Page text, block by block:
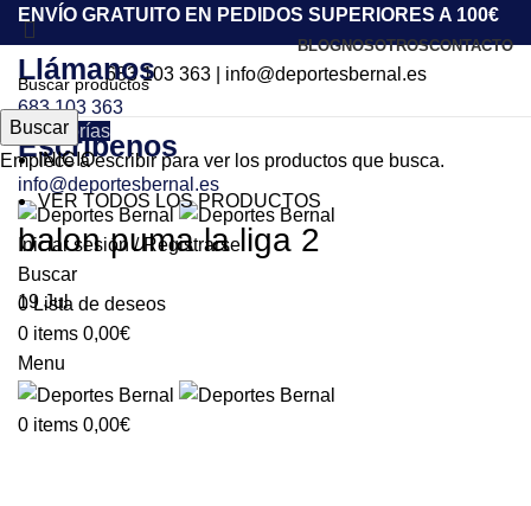
ENVÍO GRATUITO EN PEDIDOS SUPERIORES A 100€
BLOGNOSOTROSCONTACTO
683 103 363| info@deportesbernal.es
Llámanos
683 103 363
Escríbenos
info@deportesbernal.es
Iniciar sesión / Registrarse
Buscar
0Lista de deseos
0 items 0,00€
Menu
0 items 0,00€
Categorías
INICIO
VER TODOS LOS PRODUCTOS
balon puma la liga 2
19 Jul
Buscar
Empiece a escribir para ver los productos que busca.